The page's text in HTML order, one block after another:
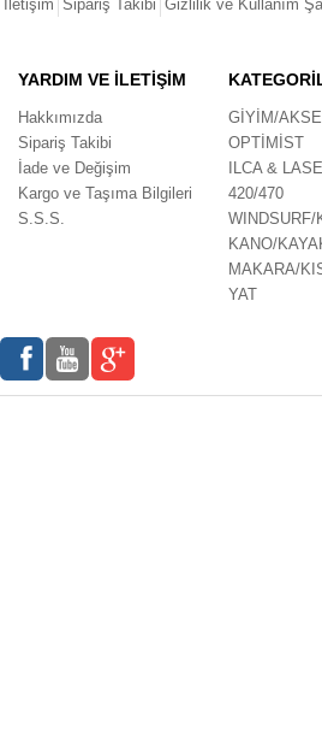
İletişim Sipariş Takibi Gizlilik ve Kullanım
YARDIM VE İLETİŞİM
Hakkımızda
Sipariş Takibi
İade ve Değişim
Kargo ve Taşıma Bilgileri
S.S.S.
GİYİM/
OPTİMİST
ILCA &
420/470
WINDSURF/
KANO/
MAKARA/
YAT